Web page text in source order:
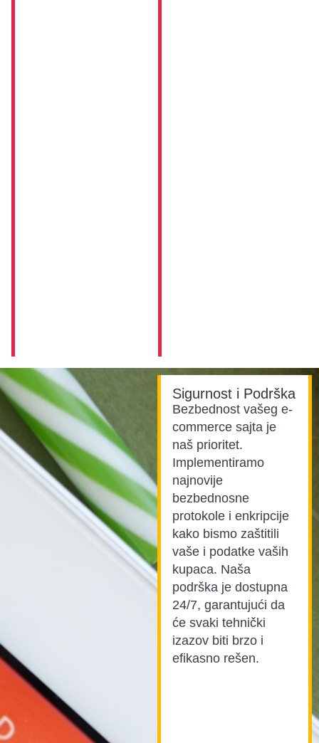
Sigurnost i Podrška
Bezbednost vašeg e-
commerce sajta je
naš prioritet.
Implementiramo
najnovije
bezbednosne
protokole i enkripcije
kako bismo zaštitili
vaše i podatke vaših
kupaca. Naša
podrška je dostupna
24/7, garantujući da
će svaki tehnički
izazov biti brzo i
efikasno rešen.